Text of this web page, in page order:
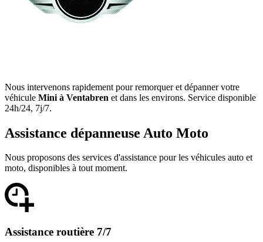
Nous intervenons rapidement pour remorquer et dépanner votre
véhicule Mini à Ventabren et dans les environs. Service disponible
24h/24, 7j/7.
Assistance dépanneuse Auto Moto
Nous proposons des services d'assistance pour les véhicules auto et
moto, disponibles à tout moment.
Assistance routière 7/7